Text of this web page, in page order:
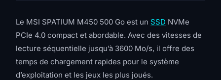
Le MSI SPATIUM M450 500 Go est un SSD NVMe
PCIe 4.0 compact et abordable. Avec des vitesses de
lecture séquentielle jusqu’à 3600 Mo/s, il offre des
temps de chargement rapides pour le système
d’exploitation et les jeux les plus joués.